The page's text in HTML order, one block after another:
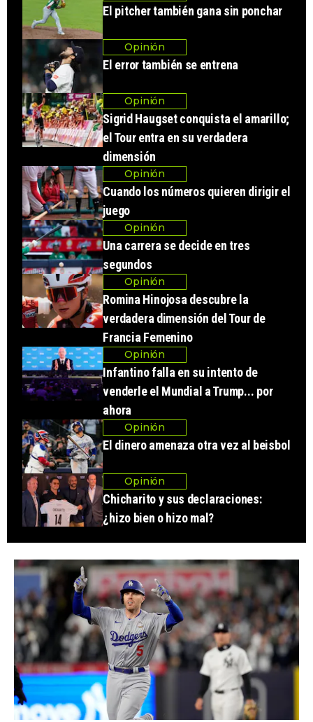
El pitcher también gana sin ponchar
Opinión
El error también se entrena
Opinión
Sigrid Haugset conquista el amarillo;
el Tour entra en su verdadera
dimensión
Opinión
Cuando los números quieren dirigir el
juego
Opinión
Una carrera se decide en tres
segundos
Opinión
Romina Hinojosa descubre la
verdadera dimensión del Tour de
Francia Femenino
Opinión
Infantino falla en su intento de
venderle el Mundial a Trump... por
ahora
Opinión
El dinero amenaza otra vez al beisbol
Opinión
Chicharito y sus declaraciones:
¿hizo bien o hizo mal?